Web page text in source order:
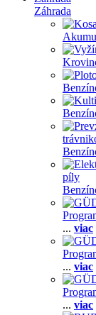
Záhrada
píly
... viac
... viac
... viac